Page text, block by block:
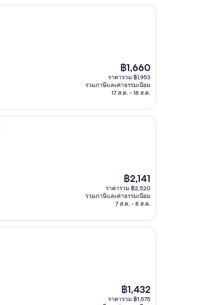
ราคา
ปัจจุบัน
คือ
฿1,660
฿1,660
ราคารวม ฿1,953
รวมภาษีและค่าธรรมเนียม
17 ส.ค. - 18 ส.ค.
ราคา
ปัจจุบัน
คือ
฿2,141
฿2,141
ราคารวม ฿2,520
รวมภาษีและค่าธรรมเนียม
7 ส.ค. - 8 ส.ค.
ราคา
ปัจจุบัน
฿1,432
ราคารวม ฿1,575